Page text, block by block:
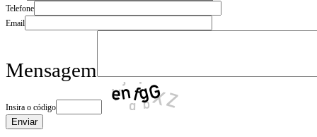
Telefone
Email
Mensagem
Insira o código